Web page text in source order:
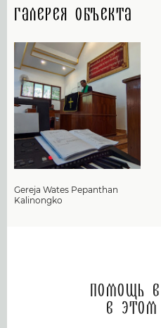
Галерея объекта
Gereja Wates Pepanthan
Kalinongko
Помощь
в